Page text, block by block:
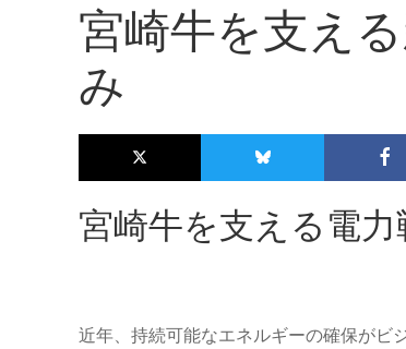
宮崎牛を支え
み
宮崎牛を支える電
近年、持続可能なエネルギーの確保がビ